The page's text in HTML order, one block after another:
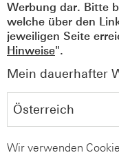
Werbung dar. Bitte
welche über den
jeweiligen Seite
Hinweise".
Mein dauerhafter
Wir verwenden